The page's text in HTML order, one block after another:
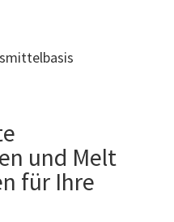
und Melt
für Ihre